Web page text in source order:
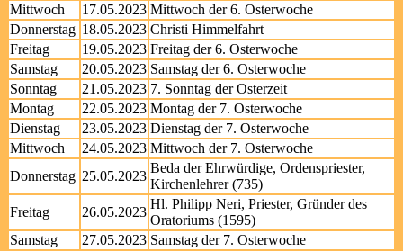
Mittwoch
17.05.2023 Mittwoch der 6. Osterwoche
Donnerstag 18.05.2023 Christi Himmelfahrt
Freitag
19.05.2023 Freitag der 6. Osterwoche
Samstag
20.05.2023 Samstag der 6. Osterwoche
Sonntag
21.05.2023 7. Sonntag der Osterzeit
Montag
22.05.2023 Montag der 7. Osterwoche
Dienstag
23.05.2023 Dienstag der 7. Osterwoche
Mittwoch
24.05.2023 Mittwoch der 7. Osterwoche
Donnerstag 25.05.2023
Beda der Ehrwürdige, Ordenspriester,
Kirchenlehrer (735)
Freitag
26.05.2023
Hl. Philipp Neri, Priester, Gründer des
Oratoriums (1595)
Samstag
27.05.2023 Samstag der 7. Osterwoche